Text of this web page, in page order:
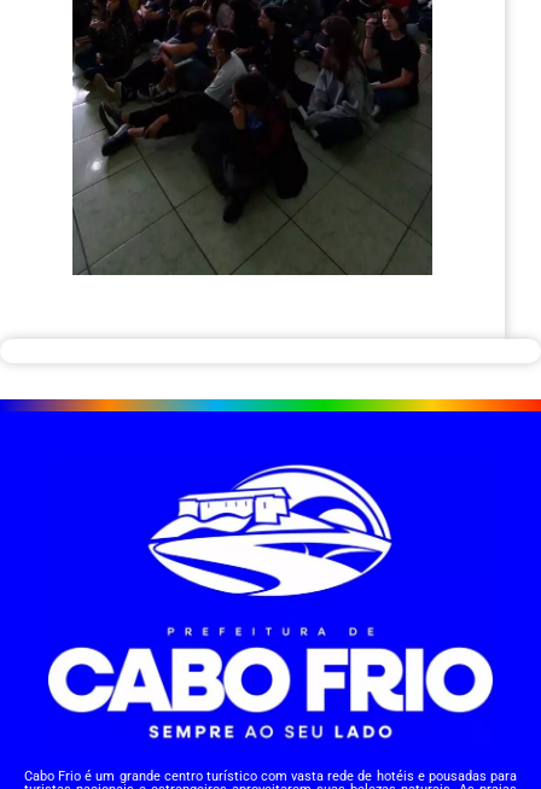
Cabo Frio é um grande centro turístico com vasta rede de hotéis e pousadas para